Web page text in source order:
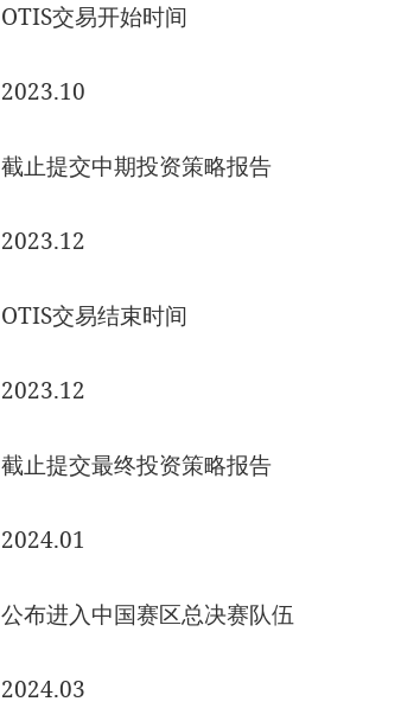
OTIS交易开始时间
2023.10
截止提交中期投资策略报告
2023.12
OTIS交易结束时间
2023.12
截止提交最终投资策略报告
2024.01
公布进入中国赛区总决赛队伍
2024.03